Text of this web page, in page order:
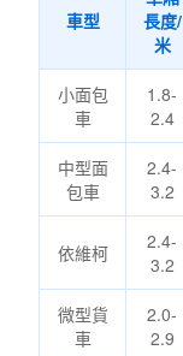
車型
長度/
米
小面包
車
1.8-
2.4
中型面
包車
2.4-
3.2
依維柯
2.4-
3.2
微型貨
車
2.0-
2.9